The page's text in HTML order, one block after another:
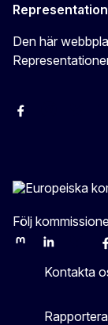
Den här
Facebook
Följ
MastodonLinkedInBluesky
Kontakta